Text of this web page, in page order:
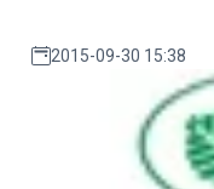
2015-09-30 15:38